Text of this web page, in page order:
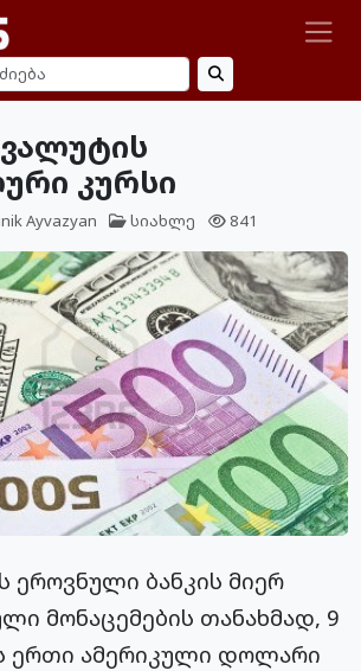
კურსი
Ayvazyan სიახლე 841
ეროვნული ბანკის მიერ
მონაცემების თანახმად, 9
ერთი ამერიკული დოლარი